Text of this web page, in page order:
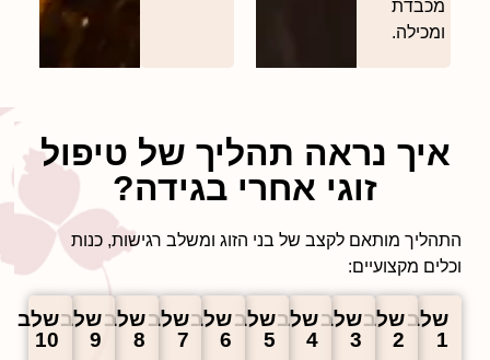
מכבדת
ומכילה.
איך נראה תהליך של טיפול
זוגי אחרי בגידה?
מותאם לקצב של בני הזוג ומשלב רגישות, כנות
מקצועיים:
שלבשלבשלבשלבשלבשלבשלבשלבשלבשלב